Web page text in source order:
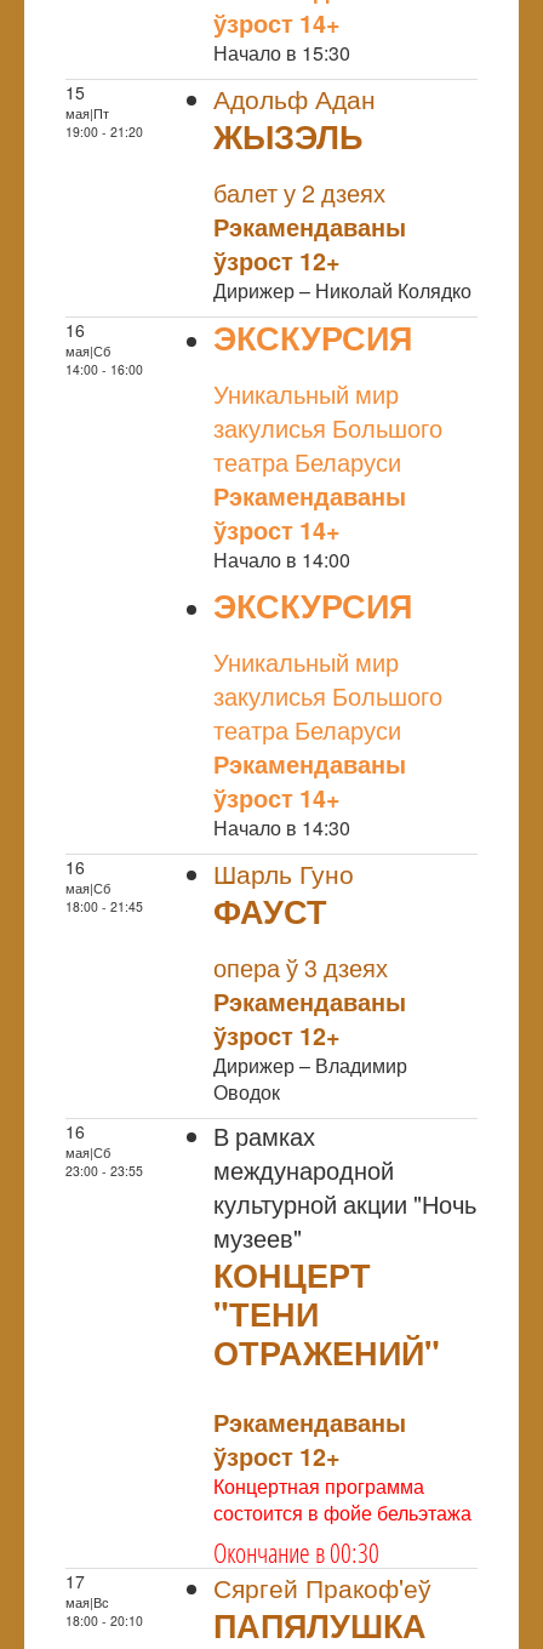
ўзрост 14+
Начало в 15:30
15
мая|Пт
19:00 - 21:20
Адольф Адан
ЖЫЗЭЛЬ
балет у 2 дзеях
Рэкамендаваны
ўзрост 12+
Дирижер – Николай Колядко
16
мая|Сб
14:00 - 16:00
ЭКСКУРСИЯ
Уникальный мир
закулисья Большого
театра Беларуси
Рэкамендаваны
ўзрост 14+
Начало в 14:00
ЭКСКУРСИЯ
Уникальный мир
закулисья Большого
театра Беларуси
Рэкамендаваны
ўзрост 14+
Начало в 14:30
16
мая|Сб
18:00 - 21:45
Шарль Гуно
ФАУСТ
опера ў 3 дзеях
Рэкамендаваны
ўзрост 12+
Дирижер – Владимир
Оводок
16
мая|Сб
23:00 - 23:55
В рамках
международной
культурной акции "Ночь
музеев"
КОНЦЕРТ
"ТЕНИ
ОТРАЖЕНИЙ"
Рэкамендаваны
ўзрост 12+
Концертная программа
состоится в фойе бельэтажа
Окончание в 00:30
17
мая|Вс
18:00 - 20:10
Сяргей Пракоф'еў
ПАПЯЛУШКА